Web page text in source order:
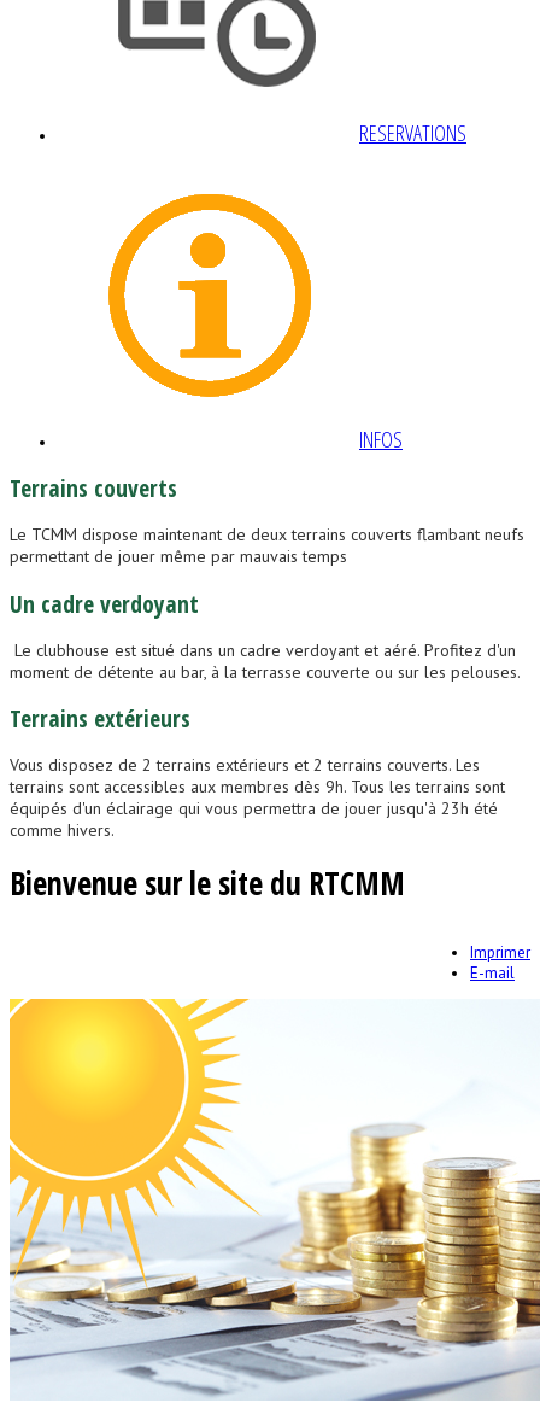
RESERVATIONS
INFOS
Terrains couverts
Le TCMM dispose maintenant de deux terrains couverts flambant neufs
permettant de jouer même par mauvais temps
Un cadreverdoyant
Le clubhouse est situé dans un cadre verdoyant et aéré. Profitez d'un
moment de détente au bar, à la terrasse couverte ou sur les pelouses.
Terrains extérieurs
Vous disposez de 2 terrains extérieurs et 2 terrains couverts. Les
terrains sont accessibles aux membres dès 9h. Tous les terrains sont
équipés d'un éclairage qui vous permettra de jouer jusqu'à 23h été
comme hivers.
Bienvenue sur le site du RTCMM
Imprimer
E-mail